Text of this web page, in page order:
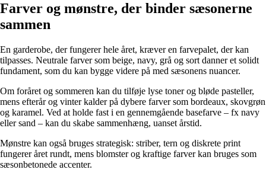
Farver og mønstre, der binder sæsonerne
sammen
En garderobe, der fungerer hele året, kræver en farvepalet, der kan
tilpasses. Neutrale farver som beige, navy, grå og sort danner et solidt
fundament, som du kan bygge videre på med sæsonens nuancer.
Om foråret og sommeren kan du tilføje lyse toner og bløde pasteller,
mens efterår og vinter kalder på dybere farver som bordeaux, skovgrøn
og karamel. Ved at holde fast i en gennemgående basefarve – fx navy
eller sand – kan du skabe sammenhæng, uanset årstid.
Mønstre kan også bruges strategisk: striber, tern og diskrete print
fungerer året rundt, mens blomster og kraftige farver kan bruges som
sæsonbetonede accenter.